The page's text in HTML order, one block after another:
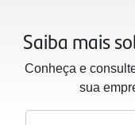
Saiba mais
Conheça e
sua